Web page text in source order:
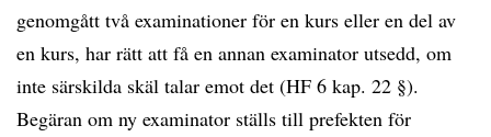
genomgått två examinationer för en kurs eller en del av
en kurs, har rätt att få en annan examinator utsedd, om
inte särskilda skäl talar emot det (HF 6 kap. 22 §).
Begäran om ny examinator ställs till prefekten för